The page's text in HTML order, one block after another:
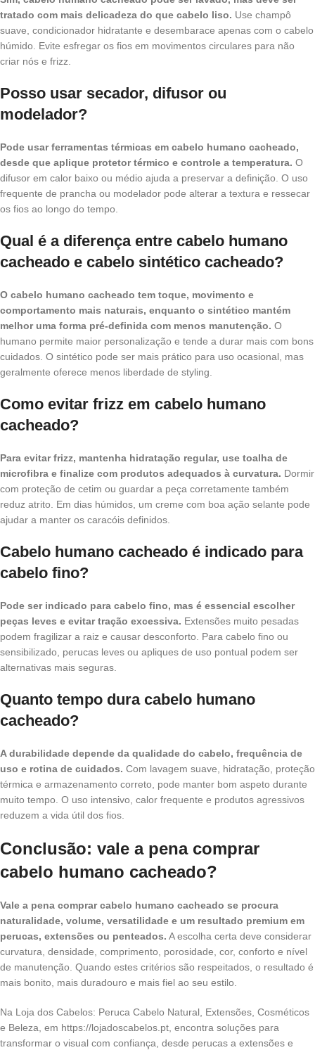
tratado com mais delicadeza do que cabelo liso. Use champô
suave, condicionador hidratante e desembarace apenas com o cabelo
húmido. Evite esfregar os fios em movimentos circulares para não
criar nós e frizz.
Posso usar secador, difusor ou
modelador?
Pode usar ferramentas térmicas em cabelo humano cacheado,
desde que aplique protetor térmico e controle a temperatura. O
difusor em calor baixo ou médio ajuda a preservar a definição. O uso
frequente de prancha ou modelador pode alterar a textura e ressecar
os fios ao longo do tempo.
Qual é a diferença entre cabelo humano
cacheado e cabelo sintético cacheado?
O cabelo humano cacheado tem toque, movimento e
comportamento mais naturais, enquanto o sintético mantém
melhor uma forma pré-definida com menos manutenção. O
humano permite maior personalização e tende a durar mais com bons
cuidados. O sintético pode ser mais prático para uso ocasional, mas
geralmente oferece menos liberdade de styling.
Como evitar frizz em cabelo humano
cacheado?
Para evitar frizz, mantenha hidratação regular, use toalha de
microfibra e finalize com produtos adequados à curvatura. Dormir
com proteção de cetim ou guardar a peça corretamente também
reduz atrito. Em dias húmidos, um creme com boa ação selante pode
ajudar a manter os caracóis definidos.
Cabelo humano cacheado é indicado para
cabelo fino?
Pode ser indicado para cabelo fino, mas é essencial escolher
peças leves e evitar tração excessiva. Extensões muito pesadas
podem fragilizar a raiz e causar desconforto. Para cabelo fino ou
sensibilizado, perucas leves ou apliques de uso pontual podem ser
alternativas mais seguras.
Quanto tempo dura cabelo humano
cacheado?
A durabilidade depende da qualidade do cabelo, frequência de
uso e rotina de cuidados. Com lavagem suave, hidratação, proteção
térmica e armazenamento correto, pode manter bom aspeto durante
muito tempo. O uso intensivo, calor frequente e produtos agressivos
reduzem a vida útil dos fios.
Conclusão: vale a pena comprar
cabelo humano cacheado?
Vale a pena comprar cabelo humano cacheado se procura
naturalidade, volume, versatilidade e um resultado premium em
perucas, extensões ou penteados. A escolha certa deve considerar
curvatura, densidade, comprimento, porosidade, cor, conforto e nível
de manutenção. Quando estes critérios são respeitados, o resultado é
mais bonito, mais duradouro e mais fiel ao seu estilo.
Na Loja dos Cabelos: Peruca Cabelo Natural, Extensões, Cosméticos
e Beleza, em https://lojadoscabelos.pt, encontra soluções para
transformar o visual com confiança, desde perucas a extensões e